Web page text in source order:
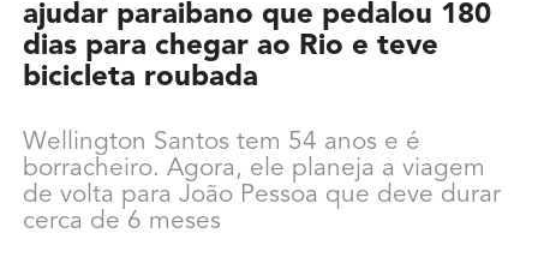
ajudar paraibano que pedalou 180
dias para chegar ao Rio e teve
bicicleta roubada
Wellington Santos tem 54 anos e é
borracheiro. Agora, ele planeja a viagem
de volta para João Pessoa que deve durar
cerca de 6 meses